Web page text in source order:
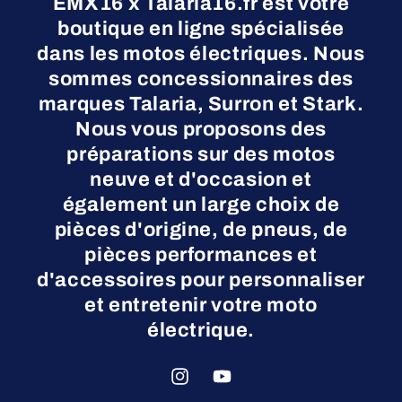
boutique en ligne spécialisée
dans les motos électriques. Nous
sommes concessionnaires des
marques Talaria, Surron et Stark.
Nous vous proposons des
préparations sur des motos
neuve et d'occasion et
également un large choix de
pièces d'origine, de pneus, de
pièces performances et
d'accessoires pour personnaliser
et entretenir votre moto
électrique.
InstagramYouTube